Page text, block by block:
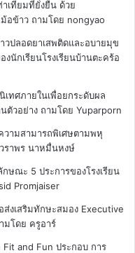
เทียมที่ยั่งยืน ด้วย
ม้อข้าว ถามโดย nongyao
ปลอดยาเสพติดและอบายมุข
นักเรียนโรงเรียนบ้านตะคร้อ
เทศภายในเพื่อยกระดับผล
ตัวอย่าง ถามโดย Yuparporn
วามสามารถพิเศษตามพหุ
ราพร นาหมื่นหงษ์
ณะ 5 ประการของโรงเรียน
Promjaiser
งเสริมทักษะสมอง Executive
มโดย ครูอาร์
Fit and Fun ประกอบ การ